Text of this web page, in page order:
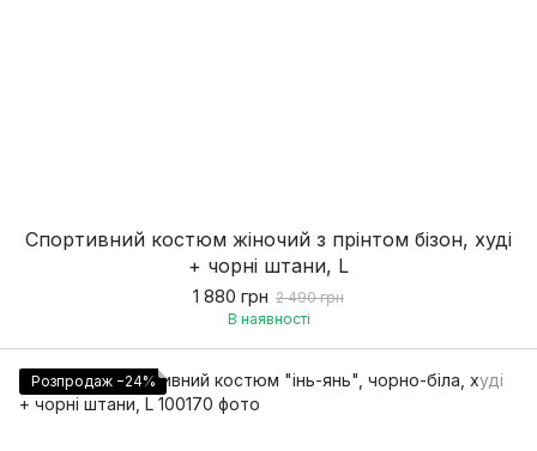
Спортивний костюм жіночий з прінтом бізон, худі
+ чорні штани, L
1 880 грн 2 490 грн
В наявності
Розпродаж −24%